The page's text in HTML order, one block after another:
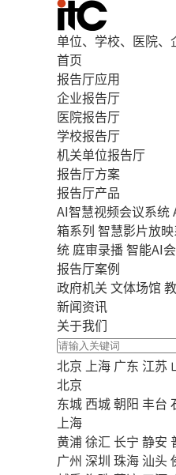
单位、学校、医院
首页
报告厅应用
企业报告厅
医院报告厅
学校报告厅
机关单位报告厅
报告厅方案
报告厅产品
AI智慧视频会议系统
箱系列 智慧影片放
统 庭审录播智能AI
报告厅案例
政府机关 文体场馆
新闻资讯
关于我们
北京 上海 广东 江苏
北京
东城 西城朝阳 丰台
上海
黄浦徐汇 长宁 静安
广州 深圳 珠海 汕头